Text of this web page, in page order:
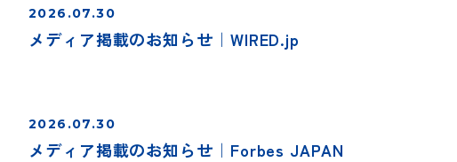
2026.07.30
メディア掲載のお知らせ｜WIRED.jp
2026.07.30
メディア掲載のお知らせ｜Forbes JAPAN